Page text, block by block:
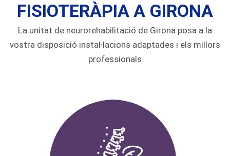
FISIOTERÀPIA A GIRONA
La unitat de neurorehabilitació de Girona posa a la
vostra disposició instal·lacions adaptades i els millors
professionals